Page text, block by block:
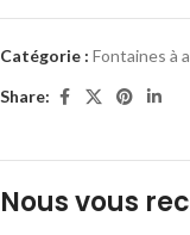
Catégorie : Fontaines à
Share:
Nous vous